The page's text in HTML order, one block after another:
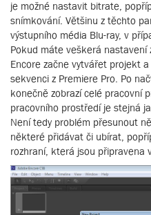
je možné nastavit bitrate,
snímkování. Většinu z těchto
výstupního média Blu-ray, v
Pokud máte veškerá
Encore začne vytvářet projekt
sekvenci z Premiere Pro. Po
konečně zobrazí celé pracovní
pracovního prostředí je stejná
Není tedy problém přesunout
některé přidávat či ubírat,
rozhraní, která jsou připravena